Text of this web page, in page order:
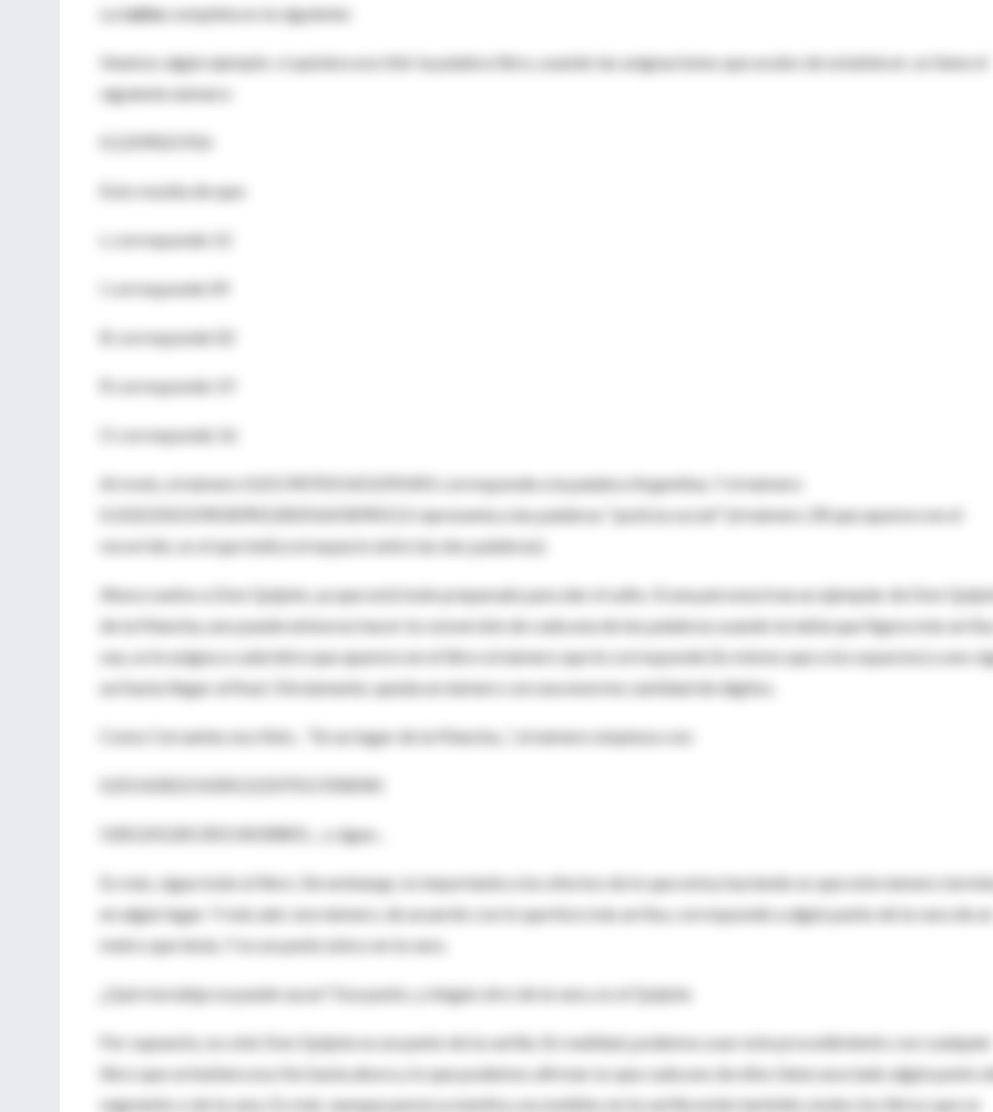
Latablacompleta es la siguiente:
Veamos algún ejemplo: si quisiera escribir la palabra libro, usando las asignaciones que acabo de establecer, se tiene el
siguiente número:
0,1209021916
Esto resulta de que:
L corresponde 12
I corresponde 09
B corresponde 02
R corresponde 19
O corresponde 16
Al revés, el número 0,011907051421091401 corresponde a la palabra Argentina. Y el número
0,102220210903090128201603090112 representa a las palabras “justicia social” (el número 28 que aparece en el
recorrido, es el que indica el espacio entre las dos palabras).
Ahora vuelvo a Don Quijote, ya que está todo preparado para dar el salto. Si una persona trae un ejemplar de Don
de la Mancha, uno puede entonces hacer la conversión de cada una de las palabras usando la tabla que figura más
sea, se le asigna a cada letra que aparece en el libro el número que le corresponde (lo mismo que a los espacios) y uno
así hasta llegar al final. Obviamente, queda un número con una enorme cantidad de dígitos.
Como Cervantes escribió... “En un lugar de la Mancha...”, el número empieza con:
0,051428221428122207011928040
528120128130114030801... y sigue...
Es más, sigue todo el libro. Sin embargo, lo importante a los efectos de lo que estoy haciendo es que este número
en algún lugar. Y más aún: ese número, de acuerdo con lo que hice más arriba, corresponde a algún punto de la vara de un
metro que tenía. Y es un punto único en la vara.
¿Qué moraleja se puede sacar? Ese punto, y ningún otro de la vara, es el Quijote.
Por supuesto, no sólo Don Quijote es un punto de la varilla. En realidad, podemos usar este procedimiento con cualquier
libro que se hubiera escrito hasta ahora y lo que podemos afirmar es que cada uno de ellos tiene asociado algún punto
segmento o de la vara. Es más: aunque parezca mentira, escondidos en la varilla están también ¡todos los libros que se